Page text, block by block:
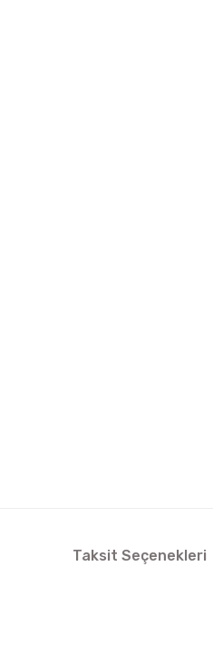
Taksit Seçenekleri